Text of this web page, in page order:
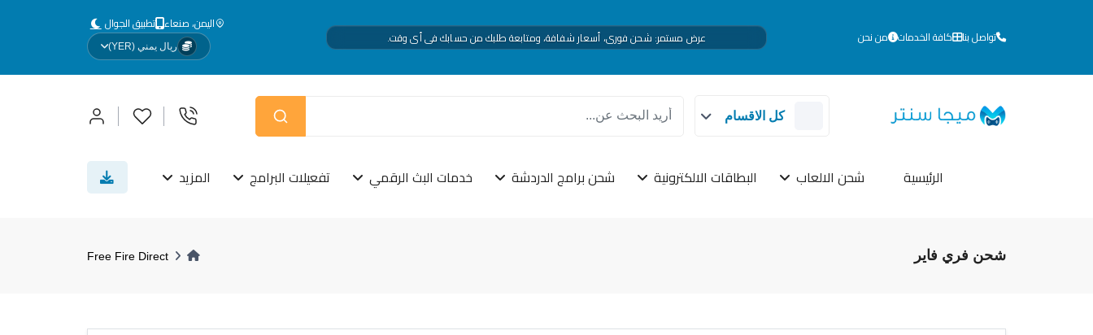
تواصل بنا كافة الخدمات من نحن
عرض مستمر: شحن فوري، أسعار شفافة، ومتابعة طلبك من حسابك في أي وقت.
اليمن، صنعاء تطبيق الجوال
ريال يمني (YER)
كل الاقسام
الرئيسية شحن الالعاب البطاقات الالكترونية شحن برامج الدردشة خدمات البث الرقمي تفعيلات البرامج المزيد
شحن فري فاير Free Fire Direct